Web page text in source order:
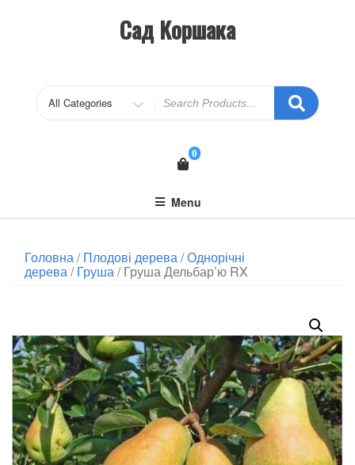
Сад Коршака
0
Menu
Головна/Плодові дерева/Однорічні
дерева/Груша/ Груша Дельбар’ю RX